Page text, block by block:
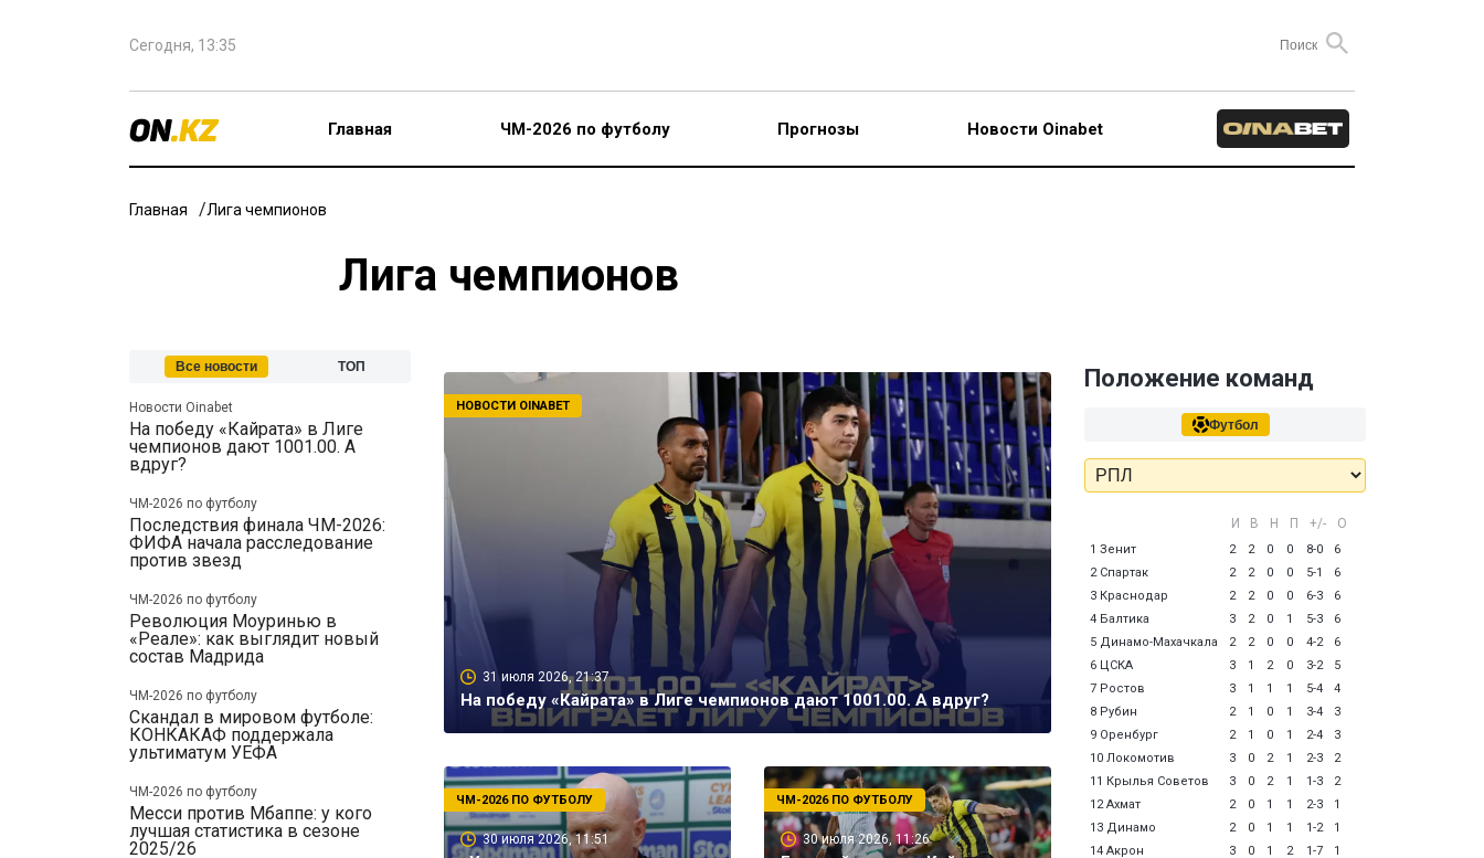
Сегодня, 13:35
Главная ЧМ-2026 по футболу Прогнозы Новости Oinabet
Главная Лига чемпионов
Лига чемпионов
Все новости ТОП
Новости Oinabet
На победу «Кайрата» в Лиге
чемпионов дают 1001.00. А
вдруг?
ЧМ-2026 по футболу
Последствия финала ЧМ-2026:
ФИФА начала расследование
против звезд
ЧМ-2026 по футболу
Революция Моуринью в
«Реале»: как выглядит новый
состав Мадрида
ЧМ-2026 по футболу
Скандал в мировом футболе:
КОНКАКАФ поддержала
ультиматум УЕФА
ЧМ-2026 по футболу
Месси против Мбаппе: у кого
лучшая статистика в сезоне
2025/26
31 июля 2026, 21:37
На победу «Кайрата» в Лиге чемпионов дают 1001.00. А вдруг?
НОВОСТИ OINABET
30 июля 2026, 11:51
ЧМ-2026 ПО ФУТБОЛУ
30 июля 2026, 11:26
ЧМ-2026 ПО ФУТБОЛУ
Положение команд
Футбол
И В Н П +/- О
1 Зенит 2 2 0 0 8-0
6
2 Спартак
2 2 0 0 5-1
6
3 Краснодар
2 2 0 0 6-3
6
4 Балтика
3 2 0 1 5-3
6
5 Динамо-Махачкала
2 2 0 0 4-2
6
6 ЦСКА
3 1 2 0 3-2
5
7 Ростов
3 1 1 1 5-4
4
8 Рубин
2 1 0 1 3-4
3
9 Оренбург
2 1 0 1 2-4
3
10 Локомотив
3 0 2 1 2-3
2
11 Крылья Советов
3 0 2 1 1-3
2
12 Ахмат
2 0 1 1 2-3
1
13 Динамо
2 0 1 1 1-2
1
14 Акрон
3 0 1 2 1-7
1